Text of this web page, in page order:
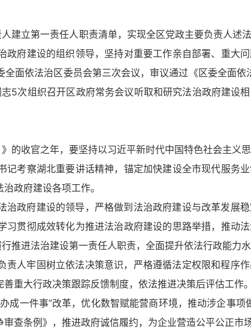
建立第一责任人职责清单，实现全区党政主要负责人述
府建设的组织领导，坚持对重要工作亲自部署、重大问
面依法治区委员会第三次会议，审议通过《区委全面依
5次组织召开区政府常务会议听取和研究法治政府建设
收官之年，要坚持以习近平新时代中国特色社会主义
考察湖北重要讲话精神，锚定加快建设全市现代服务
政府建设各项工作。
治政府建设的领导，严格做到法治政府建设与改革发展
贯彻成效转化为推进法治政府建设的思路举措，推动
推进法治建设第一责任人职责，全面提升依法行政能力水
责人牢固树立依法决策意识，严格遵循法定权限和程序
重大行政决策跟踪反馈制度，依法推进决策后评估工作。
成一件事”改革，优化数智赋能营商环境，推动涉企事项
查条例》，推进政府诚信履约，为企业营造公平公正市场